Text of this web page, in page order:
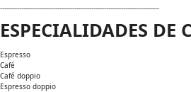
---------------------------------------------------------------------------
ESPECIALIDADES DE
Espresso
Café
Café doppio
Espresso doppio